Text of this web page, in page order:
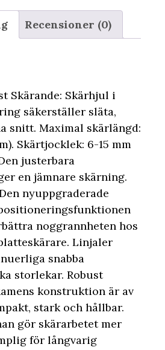
Recensioner (0)
Skärande: Skärhjul i
säkerställer släta,
snitt. Maximal skärlängd:
Skärtjocklek: 6-15 mm
justerbara
en jämnare skärning.
nyuppgraderade
noggrannheten hos
Linjaler
snabba
storlekar. Robust
konstruktion är av
stark och hållbar.
gör skärarbetet mer
för långvarig